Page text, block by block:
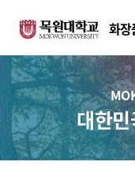
화장
대한